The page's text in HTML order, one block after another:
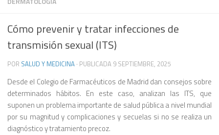
Cómo prevenir y tratar infecciones de
transmisión sexual (ITS)
POR SALUD Y MEDICINA · PUBLICADA 9 SEPTIEMBRE, 2025
Desde el Colegio de Farmacéuticos de Madrid dan consejos sobre
determinados hábitos. En este caso, analizan las ITS, que
suponen un problema importante de salud pública a nivel mundial
por su magnitud y complicaciones y secuelas si no se realiza un
diagnóstico y tratamiento precoz.